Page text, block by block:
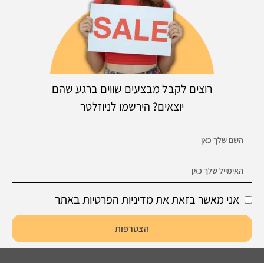
רוצים לקבל מבצעים שווים ברגע שהם
יוצאים? הירשמו לניוזלטר
אני מאשר בזאת את מדיניות הפרטיות באתר
הצטרפות